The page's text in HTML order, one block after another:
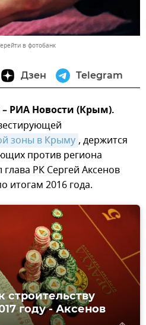
в фотобанк
Дзен Telegram
РИА Новости (Крым).
зоны в Крыму , держится
против региона
РК Сергей Аксенов
итогам 2016 года.
строительству
году - Аксенов